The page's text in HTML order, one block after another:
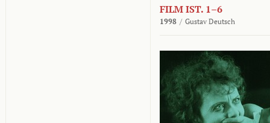
FILM IST. 1–6
1998 / Gustav Deutsch